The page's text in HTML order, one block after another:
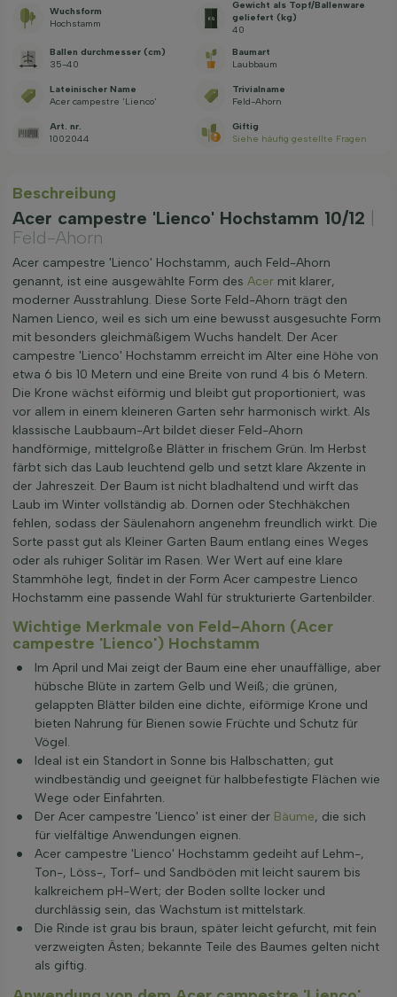
Wuchsform
Hochstamm
Gewicht als Topf/Ballenware
geliefert (kg)
40
Ballen durchmesser (cm)
35-40
Baumart
Laubbaum
Lateinischer Name
Acer campestre 'Lienco'
Trivialname
Feld-Ahorn
Art. nr.
1002044
Giftig
Siehe häufig gestellte Fragen
Beschreibung
Acer campestre 'Lienco' Hochstamm 10/12
Feld-Ahorn
Acer campestre 'Lienco' Hochstamm, auch Feld-Ahorn
genannt, ist eine ausgewählte Form des Acer mit klarer,
moderner Ausstrahlung. Diese Sorte Feld-Ahorn trägt den
Namen Lienco, weil es sich um eine bewusst ausgesuchte Form
mit besonders gleichmäßigem Wuchs handelt. Der Acer
campestre 'Lienco' Hochstamm erreicht im Alter eine Höhe von
etwa 6 bis 10 Metern und eine Breite von rund 4 bis 6 Metern.
Die Krone wächst eiförmig und bleibt gut proportioniert, was
vor allem in einem kleineren Garten sehr harmonisch wirkt. Als
klassische Laubbaum-Art bildet dieser Feld-Ahorn
handförmige, mittelgroße Blätter in frischem Grün. Im Herbst
färbt sich das Laub leuchtend gelb und setzt klare Akzente in
der Jahreszeit. Der Baum ist nicht bladhaltend und wirft das
Laub im Winter vollständig ab. Dornen oder Stechhäkchen
fehlen, sodass der Säulenahorn angenehm freundlich wirkt. Die
Sorte passt gut als Kleiner Garten Baum entlang eines Weges
oder als ruhiger Solitär im Rasen. Wer Wert auf eine klare
Stammhöhe legt, findet in der Form Acer campestre Lienco
Hochstamm eine passende Wahl für strukturierte Gartenbilder.
Wichtige Merkmale von Feld-Ahorn (Acer
campestre 'Lienco') Hochstamm
Im April und Mai zeigt der Baum eine eher unauffällige, aber
hübsche Blüte in zartem Gelb und Weiß; die grünen,
gelappten Blätter bilden eine dichte, eiförmige Krone und
bieten Nahrung für Bienen sowie Früchte und Schutz für
Vögel.
Ideal ist ein Standort in Sonne bis Halbschatten; gut
windbeständig und geeignet für halbbefestigte Flächen wie
Wege oder Einfahrten.
Der Acer campestre 'Lienco' ist einer der Bäume, die sich
für vielfältige Anwendungen eignen.
Acer campestre 'Lienco' Hochstamm gedeiht auf Lehm-,
Ton-, Löss-, Torf- und Sandböden mit leicht saurem bis
kalkreichem pH-Wert; der Boden sollte locker und
durchlässig sein, das Wachstum ist mittelstark.
Die Rinde ist grau bis braun, später leicht gefurcht, mit fein
verzweigten Ästen; bekannte Teile des Baumes gelten nicht
als giftig.